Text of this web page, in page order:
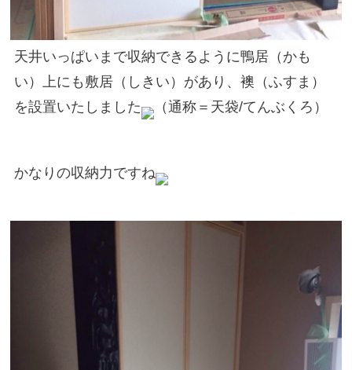
天井いっぱいまで収納できるように鴨居（かも
い）上にも敷居（しきい）があり、襖（ふすま）
を設置いたしました
（通称＝天袋/てんぶくろ）
かなりの収納力ですね